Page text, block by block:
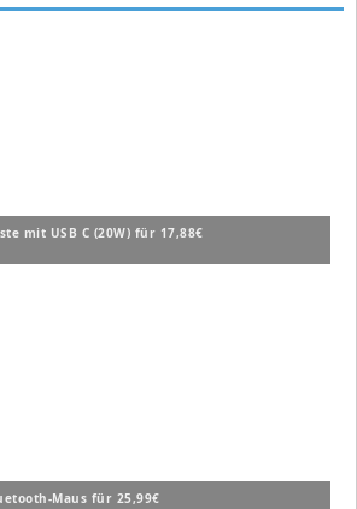
mit USB C (20W) für 17,88€
Maus für 25,99€